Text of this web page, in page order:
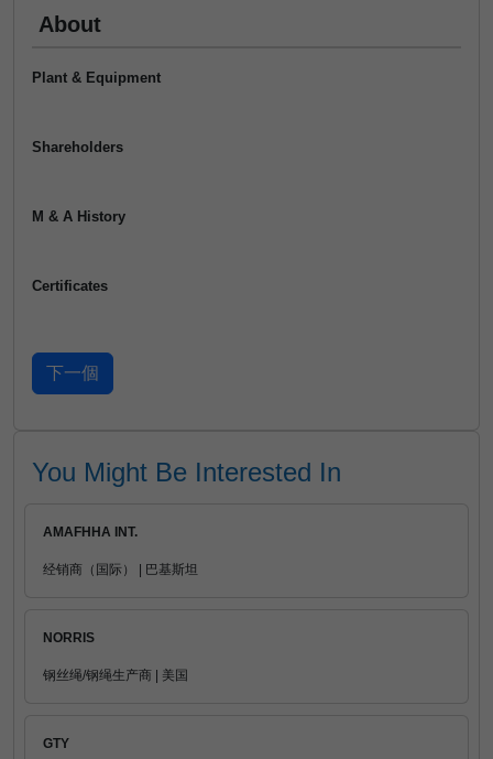
About
Plant & Equipment
Shareholders
M & A History
Certificates
You Might Be Interested In
AMAFHHA INT.
经销商（国际） | 巴基斯坦
NORRIS
钢丝绳/钢绳生产商 | 美国
GTY